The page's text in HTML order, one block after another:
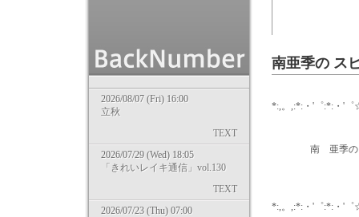
2026/08/07 (Fri) 16:00
立秋
TEXT
2026/07/29 (Wed) 18:05
「きれいレイキ通信」vol.130
TEXT
2026/07/23 (Thu) 07:00
南亜季の ス
*:,。,:*:・'゜:*:・'
南 亜季の
*:,。,:*:・'゜:*:・'